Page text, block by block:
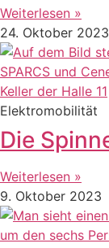
Weiterlesen »
24. Oktober 2023
Elektromobilität
Die
Weiterlesen »
9. Oktober 2023